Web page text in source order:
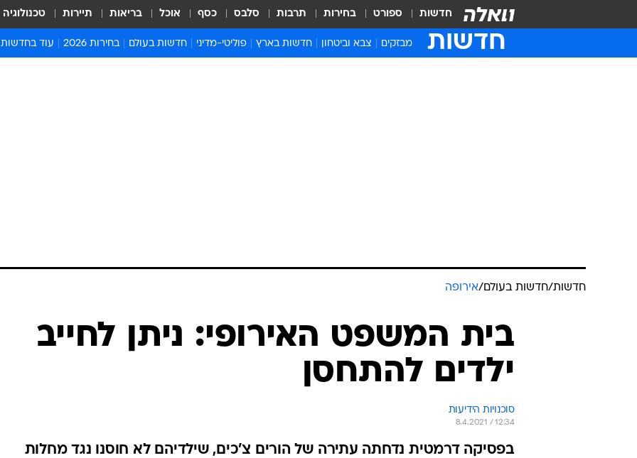
חדשות ספורט בחירות תרבות סלבס כסף אוכל בריאות תיירות טכנולוגיה
חדשות מבזקים צבא וביטחון חדשות בארץ פוליטי-מדיני חדשות בעולם בחירות 2026 עוד בחדשות
המייל האדום
חדשות/חדשות בעולם/אירופה
בית המשפט האירופי: ניתן לחייב
ילדים להתחסן
סוכנויות הידיעות
8.4.2021 / 12:34
בפסיקה דרמטית נדחתה עתירה של הורים צ'כים, שילדיהם לא חוסנו נגד מחלות